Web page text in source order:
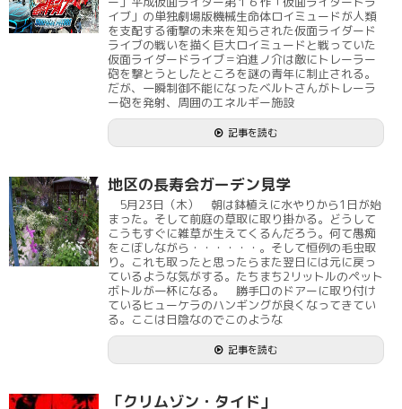
イブ」の単独劇場版機械生命体ロイミュードが人類
を支配する衝撃の未来を知らされた仮面ライダード
ライブの戦いを描く巨大ロイミュードと戦っていた
仮面ライダードライブ＝泊進ノ介は敵にトレーラー
砲を撃とうとしたところを謎の青年に制止される。
だが、一瞬制御不能になったベルトさんがトレーラ
ー砲を発射、周囲のエネルギー施設
記事を読む
地区の長寿会ガーデン見学
5月23日（木） 朝は鉢植えに水やりから1日が始
まった。そして前庭の草取に取り掛かる。どうして
こうもすぐに雑草が生えてくるんだろう。何て愚痴
をこぼしながら・・・・・・。そして恒例の毛虫取
り。これも取ったと思ったらまた翌日には元に戻っ
ているような気がする。たちまち2リットルのペット
ボトルが一杯になる。 勝手口のドアーに取り付け
ているヒューケラのハンギングが良くなってきてい
る。ここは日陰なのでこのような
記事を読む
「クリムゾン・タイド」